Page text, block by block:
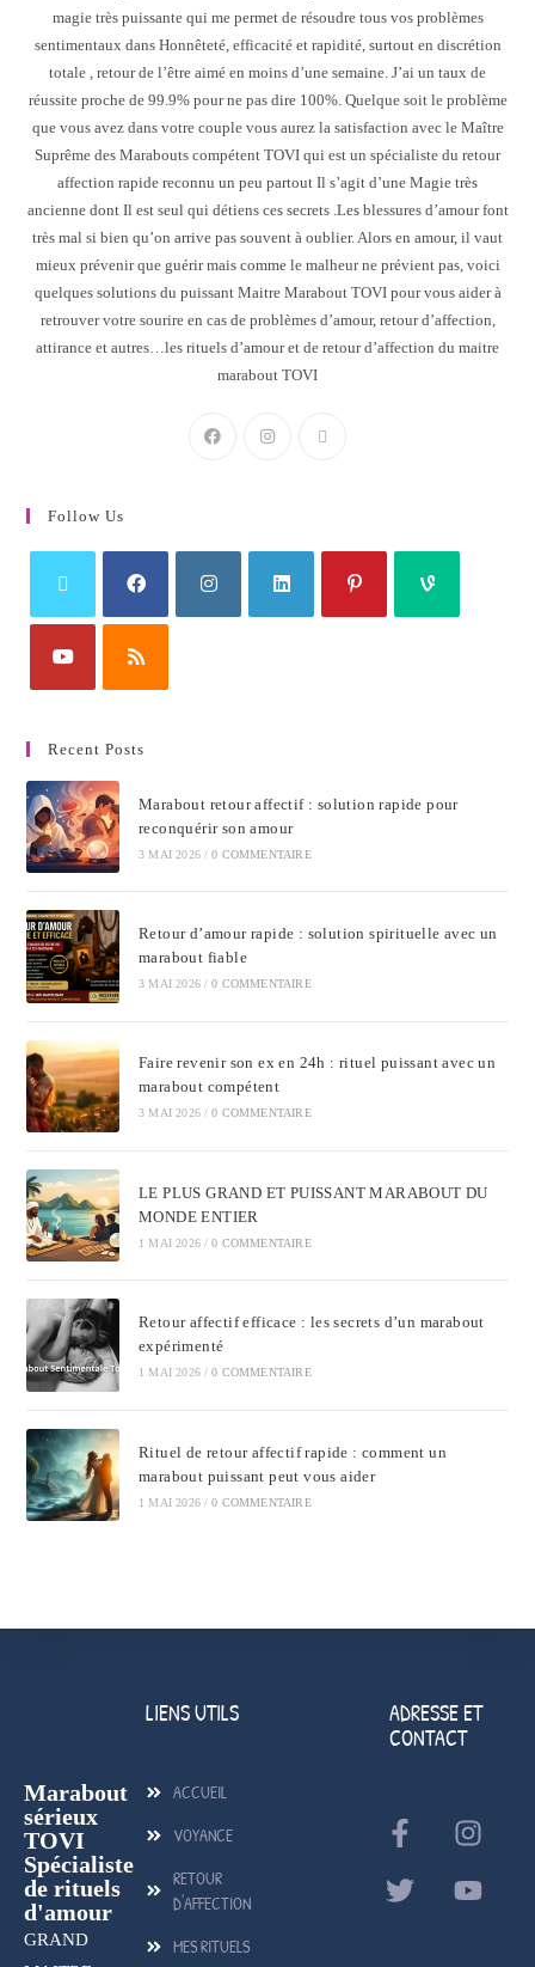
magie très puissante qui me permet de résoudre tous vos problèmes
sentimentaux dans Honnêteté, efficacité et rapidité, surtout en discrétion
totale , retour de l’être aimé en moins d’une semaine. J’ai un taux de
réussite proche de 99.9% pour ne pas dire 100%. Quelque soit le problème
que vous avez dans votre couple vous aurez la satisfaction avec le Maître
Suprême des Marabouts compétent TOVI qui est un spécialiste du retour
affection rapide reconnu un peu partout Il s’agit d’une Magie très
ancienne dont Il est seul qui détiens ces secrets .Les blessures d’amour font
très mal si bien qu’on arrive pas souvent à oublier. Alors en amour, il vaut
mieux prévenir que guérir mais comme le malheur ne prévient pas, voici
quelques solutions du puissant Maitre Marabout TOVI pour vous aider à
retrouver votre sourire en cas de problèmes d’amour, retour d’affection,
attirance et autres…les rituels d’amour et de retour d’affection du maitre
marabout TOVI
Follow Us
Recent Posts
Marabout retour affectif : solution rapide pour
reconquérir son amour
3 MAI 2026 / 0 COMMENTAIRE
Retour d’amour rapide : solution spirituelle avec un
marabout fiable
3 MAI 2026 / 0 COMMENTAIRE
Faire revenir son ex en 24h : rituel puissant avec un
marabout compétent
3 MAI 2026 / 0 COMMENTAIRE
LE PLUS GRAND ET PUISSANT MARABOUT DU
MONDE ENTIER
1 MAI 2026 / 0 COMMENTAIRE
Retour affectif efficace : les secrets d’un marabout
expérimenté
1 MAI 2026 / 0 COMMENTAIRE
Rituel de retour affectif rapide : comment un
marabout puissant peut vous aider
1 MAI 2026 / 0 COMMENTAIRE
Marabout
sérieux
TOVI
Spécialiste
de rituels
d'amour
GRAND
LIENS UTILS
ACCUEIL
VOYANCE
RETOUR
D'AFFECTION
MES RITUELS
ADRESSE ET
CONTACT